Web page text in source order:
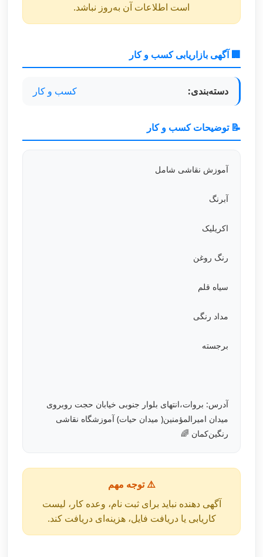
است اطلاعات آن به‌روز نباشد.
🏢 آگهی بازاریابی کسب و کار
دسته‌بندی: کسب و کار
📝 توضیحات کسب و کار
آموزش نقاشی شامل
آبرنگ
اکریلیک
رنگ روغن
سیاه قلم
مداد رنگی
برجسته
آدرس: بروات،انتهای بلوار جنوبی خیابان حجت روبروی
میدان امیرالمؤمنین( میدان حیات) آموزشگاه نقاشی
رنگین‌کمان 🌈
⚠️ توجه مهم
آگهی دهنده نباید برای ثبت نام، وعده کار، لیست
کاریابی یا دریافت فایل، هزینه‌ای دریافت کند.